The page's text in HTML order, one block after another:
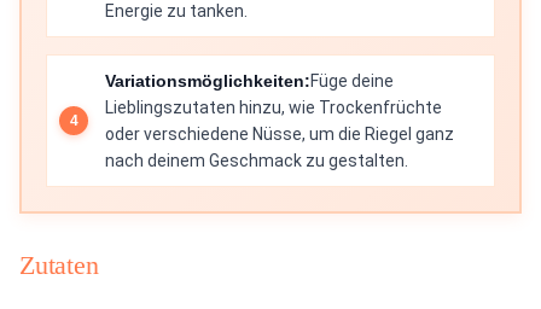
Energie zu tanken.
Variationsmöglichkeiten:Füge deine
Lieblingszutaten hinzu, wie Trockenfrüchte
oder verschiedene Nüsse, um die Riegel ganz
nach deinem Geschmack zu gestalten.
Zutaten